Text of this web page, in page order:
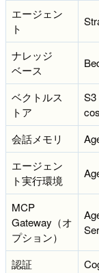
エージェン
ト
ナレッジ
ベース
ベクトルス
トア
S3
会話メモリ
エージェン
ト実行環境
MCP
Gateway（オ
プション）
認証